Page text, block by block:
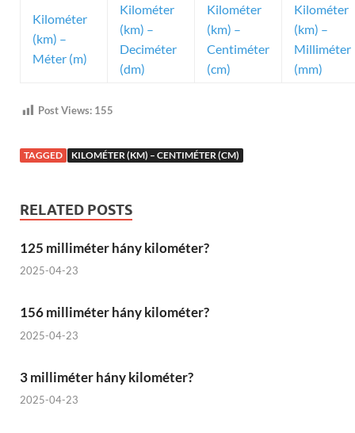
Kilométer
(km) –
Méter (m)
Kilométer
(km) –
Deciméter
(dm)
Kilométer
(km) –
Centiméter
(cm)
Kilométer
(km) –
Milliméter
(mm)
Post Views: 155
TAGGED KILOMÉTER (KM) – CENTIMÉTER (CM)
RELATED POSTS
125 milliméter hány kilométer?
2025-04-23
156 milliméter hány kilométer?
2025-04-23
3 milliméter hány kilométer?
2025-04-23